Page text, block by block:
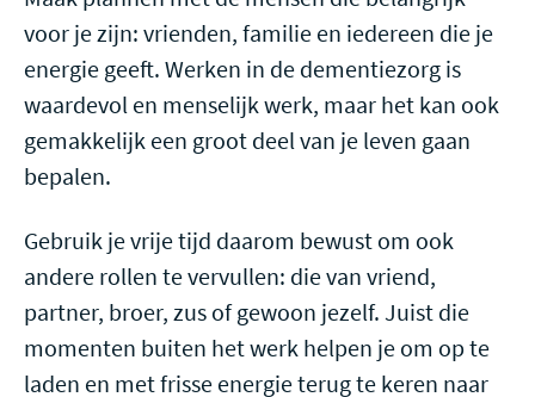
voor je zijn: vrienden, familie en iedereen die je
energie geeft. Werken in de dementiezorg is
waardevol en menselijk werk, maar het kan ook
gemakkelijk een groot deel van je leven gaan
bepalen.
Gebruik je vrije tijd daarom bewust om ook
andere rollen te vervullen: die van vriend,
partner, broer, zus of gewoon jezelf. Juist die
momenten buiten het werk helpen je om op te
laden en met frisse energie terug te keren naar